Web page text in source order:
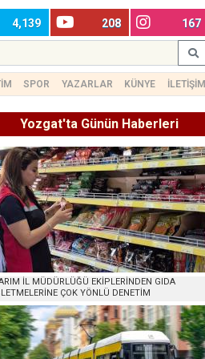
4,139 208 167
SPOR YAZARLAR KÜNYE İLETİŞİM
Yozgat'ta Günün Haberleri
İL MÜDÜRLÜĞÜ EKİPLERİNDEN GIDA
ÇOK YÖNLÜ DENETİM